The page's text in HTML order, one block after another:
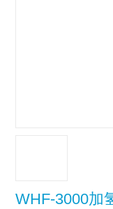
WHF-3000加